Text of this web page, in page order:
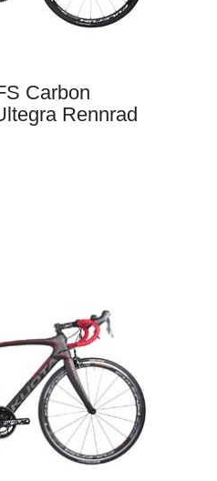
Carbon
Rennrad